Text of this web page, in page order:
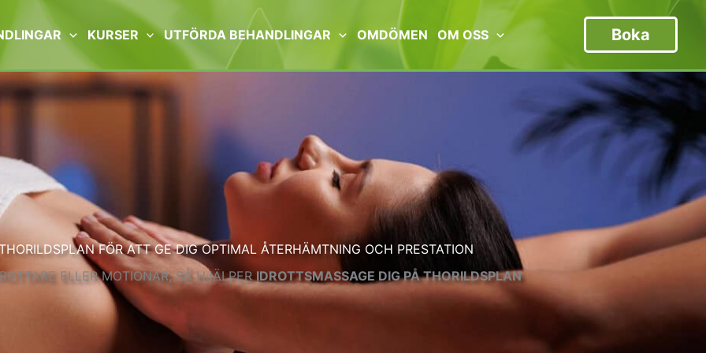
KURSER UTFÖRDA BEHANDLINGAR OMDÖMEN OM OSS Boka
FÖR ATT GE DIG OPTIMAL ÅTERHÄMTNING OCH PRESTATION
ELLER MOTIONÄR, SÅ HJÄLPERIDROTTSMASSAGE DIG PÅ THORILDSPLAN